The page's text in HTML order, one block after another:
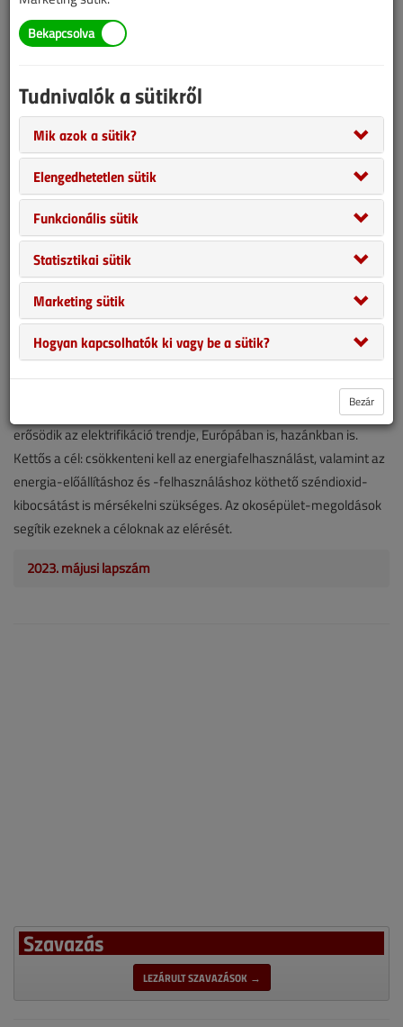
Napelemmel kombinált hőszivattyú
Ez az optimális megoldás mindazoknak, akik az
energiaönellátásra törekszenek
4213
Társszerző: Szalai Gabriella
Mesterházi Kristóf
5
5 (3)
Zöld átállás van folyamatban az energetikában, ezzel együtt
erősödik az elektrifikáció trendje, Európában is, hazánkban is.
Kettős a cél: csökkenteni kell az energiafelhasználást, valamint az
energia-előállításhoz és -felhasználáshoz köthető széndioxid-
kibocsátást is mérsékelni szükséges. Az okosépület-megoldások
segítik ezeknek a céloknak az elérését.
2023. májusi lapszám
Szavazás
LEZÁRULT SZAVAZÁSOK →
Tudnivalók a sütikről
Mik azok a sütik?
Elengedhetetlen sütik
Funkcionális sütik
Statisztikai sütik
Marketing sütik
Hogyan kapcsolhatók ki vagy be a sütik?
Bezár